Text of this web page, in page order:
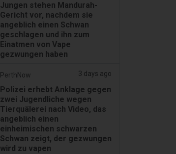
Jungen stehen Mandurah-
Gericht vor, nachdem sie
angeblich einen Schwan
geschlagen und ihn zum
Einatmen von Vape
gezwungen haben
PerthNow 3 days ago
Polizei erhebt Anklage gegen
zwei Jugendliche wegen
Tierquälerei nach Video, das
angeblich einen
einheimischen schwarzen
Schwan zeigt, der gezwungen
wird zu vapen